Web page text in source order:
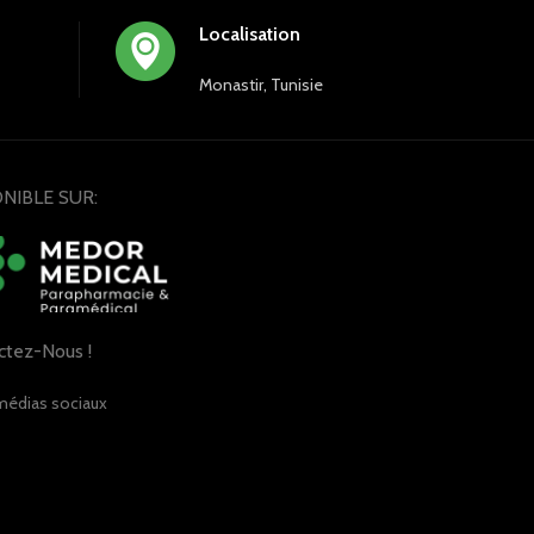
Localisation
Monastir, Tunisie
SUR:
Nous !
sociaux